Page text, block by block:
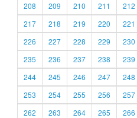
208
209 210 211 212
217
218 219 220 221
226
227 228 229 230
235
236 237 238 239
244
245 246 247 248
253
254 255 256 257
262
263 264 265 266